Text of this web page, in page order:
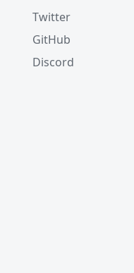
Twitter
GitHub
Discord